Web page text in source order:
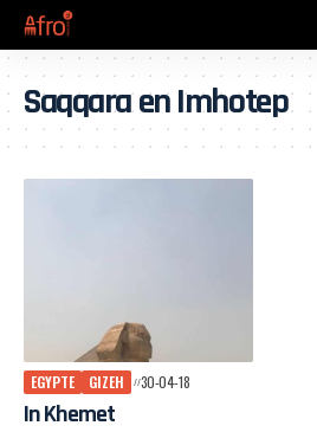
Saqqara en Imhotep
EGYPTE GIZEH 30-04-18
In Khemet